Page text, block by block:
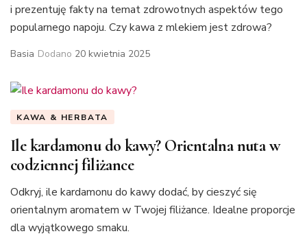
i prezentuję fakty na temat zdrowotnych aspektów tego
popularnego napoju. Czy kawa z mlekiem jest zdrowa?
Basia Dodano 20 kwietnia 2025
KAWA & HERBATA
Ile kardamonu do kawy? Orientalna nuta w
codziennej filiżance
Odkryj, ile kardamonu do kawy dodać, by cieszyć się
orientalnym aromatem w Twojej filiżance. Idealne proporcje
dla wyjątkowego smaku.